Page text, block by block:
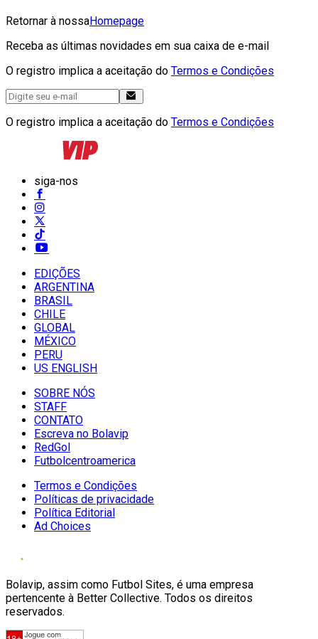
Retornar à nossaHomepage
Receba as últimas novidades em sua caixa de e-mail
O registro implica a aceitação do Termos e Condições
O registro implica a aceitação do Termos e Condições
siga-nos
EDIÇÕES
ARGENTINA
BRASIL
CHILE
GLOBAL
MÉXICO
PERU
US ENGLISH
SOBRE NÓS
STAFF
CONTATO
Escreva no Bolavip
RedGol
Futbolcentroamerica
Termos e Condições
Políticas de privacidade
Política Editorial
Ad Choices
Bolavip, assim como Futbol Sites, é uma empresa
pertencente à Better Collective. Todos os direitos
reservados.